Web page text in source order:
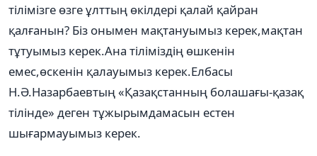
тілімізге өзге ұлттың өкілдері қалай қайран
қалғанын? Біз онымен мақтануымыз керек,мақтан
тұтуымыз керек.Ана тіліміздің өшкенін
емес,өскенін қалауымыз керек.Елбасы
Н.Ә.Назарбаевтың «Қазақстанның болашағы-қазақ
тілінде» деген тұжырымдамасын естен
шығармауымыз керек.